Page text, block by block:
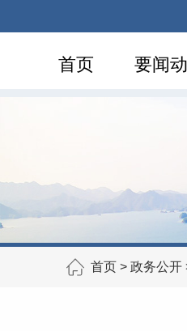
首页 要闻
首页 > 政务公开